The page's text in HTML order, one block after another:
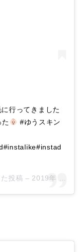
行ってきました
#ゆうスキン
投稿 – 2019年 3月月3日午後10時00分PST